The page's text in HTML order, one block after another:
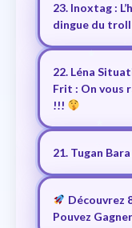
23. Inoxtag :
dingue du
22. Léna
Frit : On vous
!!!
21. Tugan
Découvrez
Pouvez